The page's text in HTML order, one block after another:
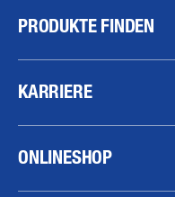
PRODUKTE FINDEN
KARRIERE
ONLINESHOP